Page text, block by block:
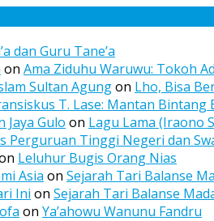
dan Guru Tane’a
on Ama Ziduhu Waruwu: Tokoh
Sultan Agungon Lho, Bisa
T. Lase: Mantan Bintang
Jaya Gulo on Lagu Lama (Iraono
Perguruan Tinggi Negeri dan
Leluhur Bugis Orang Nias
Asia on Sejarah Tari Balanse
Ini on Sejarah Tari Balanse
on Ya’ahowu Wanunu Fandru